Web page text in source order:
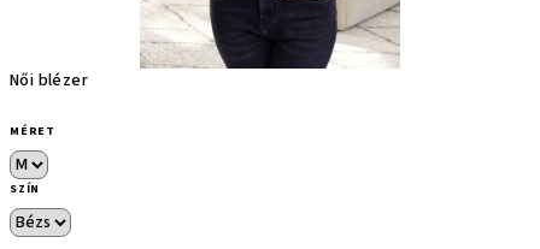
Női blézer
MÉRET
SZÍN